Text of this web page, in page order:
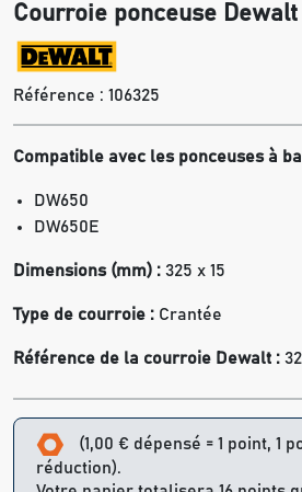
Courroie ponceuse Dewalt
Référence : 106325
Compatible avec les ponceuses à
DW650
DW650E
Dimensions (mm) : 325 x 15
Type de courroie : Crantée
Référence de la courroie Dewalt :
(1,00 € dépensé = 1 point, 1
réduction).